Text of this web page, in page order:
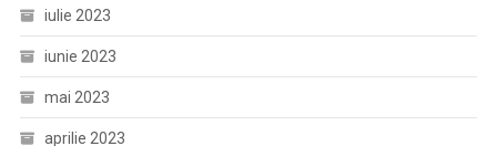
iulie 2023
iunie 2023
mai 2023
aprilie 2023